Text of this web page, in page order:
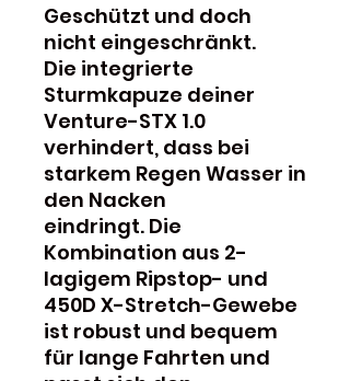
Geschützt und doch
nicht eingeschränkt.
Die integrierte
Sturmkapuze deiner
Venture-STX 1.0
verhindert, dass bei
starkem Regen Wasser in
den Nacken
eindringt. Die
Kombination aus 2-
lagigem Ripstop- und
450D X-Stretch-Gewebe
ist robust und bequem
für lange Fahrten und